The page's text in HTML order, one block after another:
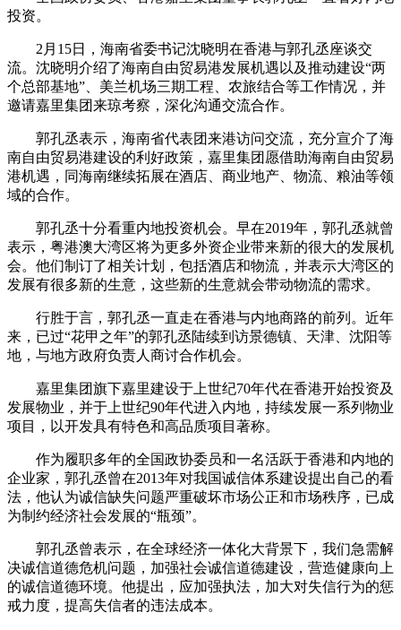
投资。
2月15日，海南省委书记沈晓明在香港与郭孔丞座谈交
流。沈晓明介绍了海南自由贸易港发展机遇以及推动建设“两
个总部基地”、美兰机场三期工程、农旅结合等工作情况，并
邀请嘉里集团来琼考察，深化沟通交流合作。
郭孔丞表示，海南省代表团来港访问交流，充分宣介了海
南自由贸易港建设的利好政策，嘉里集团愿借助海南自由贸易
港机遇，同海南继续拓展在酒店、商业地产、物流、粮油等领
域的合作。
郭孔丞十分看重内地投资机会。早在2019年，郭孔丞就曾
表示，粤港澳大湾区将为更多外资企业带来新的很大的发展机
会。他们制订了相关计划，包括酒店和物流，并表示大湾区的
发展有很多新的生意，这些新的生意就会带动物流的需求。
行胜于言，郭孔丞一直走在香港与内地商路的前列。近年
来，已过“花甲之年”的郭孔丞陆续到访景德镇、天津、沈阳等
地，与地方政府负责人商讨合作机会。
嘉里集团旗下嘉里建设于上世纪70年代在香港开始投资及
发展物业，并于上世纪90年代进入内地，持续发展一系列物业
项目，以开发具有特色和高品质项目著称。
作为履职多年的全国政协委员和一名活跃于香港和内地的
企业家，郭孔丞曾在2013年对我国诚信体系建设提出自己的看
法，他认为诚信缺失问题严重破坏市场公正和市场秩序，已成
为制约经济社会发展的“瓶颈”。
郭孔丞曾表示，在全球经济一体化大背景下，我们急需解
决诚信道德危机问题，加强社会诚信道德建设，营造健康向上
的诚信道德环境。他提出，应加强执法，加大对失信行为的惩
戒力度，提高失信者的违法成本。